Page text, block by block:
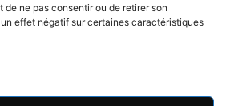
de ne pas consentir ou de retirer son
effet négatif sur certaines caractéristiques